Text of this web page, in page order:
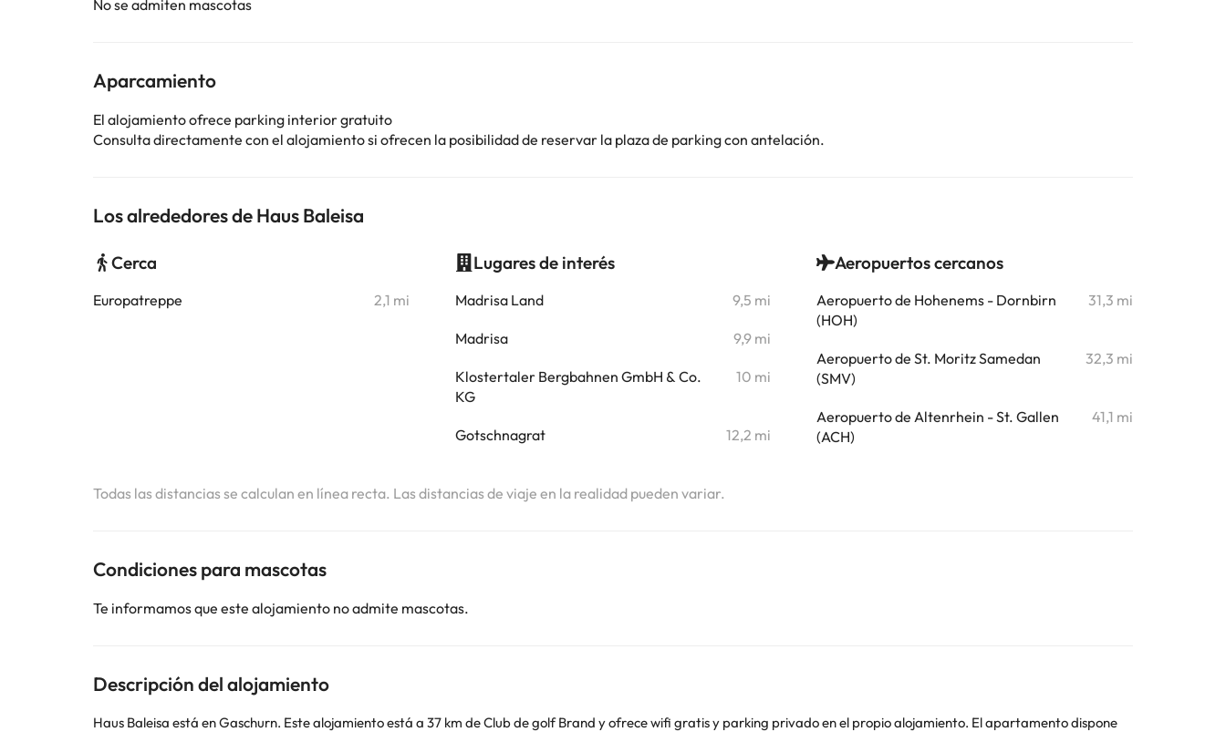
No se admiten mascotas
Aparcamiento
El alojamiento ofrece parking interior gratuito
Consulta directamente con el alojamiento si ofrecen la posibilidad de reservar la plaza de parking con antelación.
Los alrededores de Haus Baleisa
Cerca
Europatreppe 2,1 mi
Lugares de interés
Madrisa Land 9,5 mi
Madrisa 9,9 mi
Klostertaler Bergbahnen GmbH & Co.
KG
10 mi
Gotschnagrat 12,2 mi
Aeropuertos cercanos
Aeropuerto de Hohenems - Dornbirn
(HOH)
31,3 mi
Aeropuerto de St. Moritz Samedan
(SMV)
32,3 mi
Aeropuerto de Altenrhein - St. Gallen
(ACH)
41,1 mi
Todas las distancias se calculan en línea recta. Las distancias de viaje en la realidad pueden variar.
Condiciones para mascotas
Te informamos que este alojamiento no admite mascotas.
Descripción del alojamiento
Haus Baleisa está en Gaschurn. Este alojamiento está a 37 km de Club de golf Brand y ofrece wifi gratis y parking privado en el propio alojamiento. El apartamento dispone